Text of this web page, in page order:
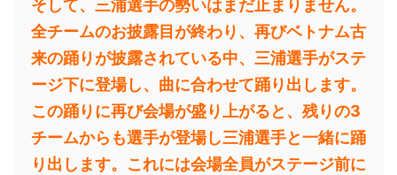
そして、三浦選手の勢いはまだ止まりません。
全チームのお披露目が終わり、再びベトナム古
来の踊りが披露されている中、三浦選手がステ
ージ下に登場し、曲に合わせて踊り出します。
この踊りに再び会場が盛り上がると、残りの3
チームからも選手が登場し三浦選手と一緒に踊
り出します。これには会場全員がステージ前に